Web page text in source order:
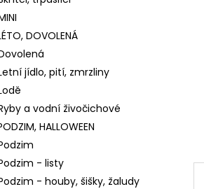
DOVOLENÁ
jídlo, pití, zmrzliny
a vodní živočichové
HALLOWEEN
- listy
- houby, šišky, žaludy
SÁČEK